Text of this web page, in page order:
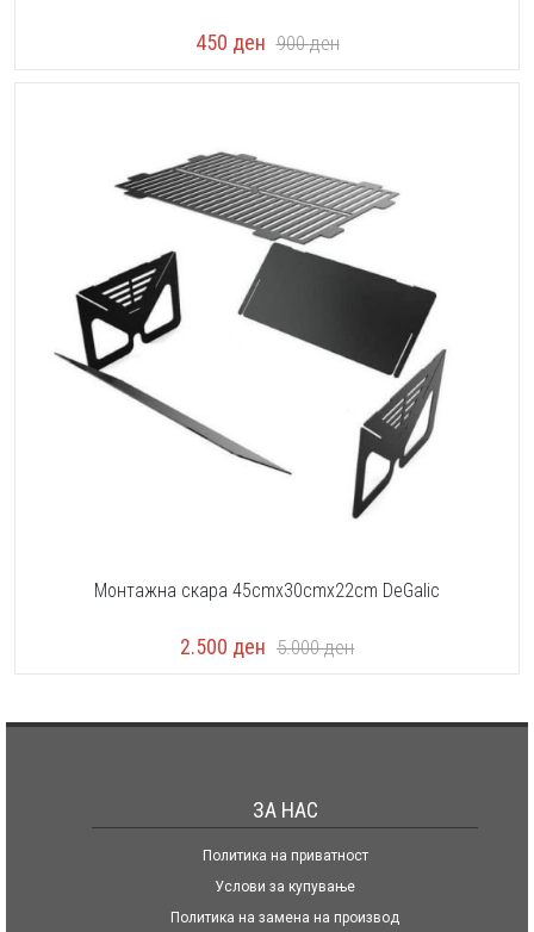
450 ден 900ден
Монтажна скара 45cmx30cmx22cm DeGalic
2.500 ден 5.000ден
ЗА НАС
Политика на приватност
Услови за купување
Политика на замена на производ